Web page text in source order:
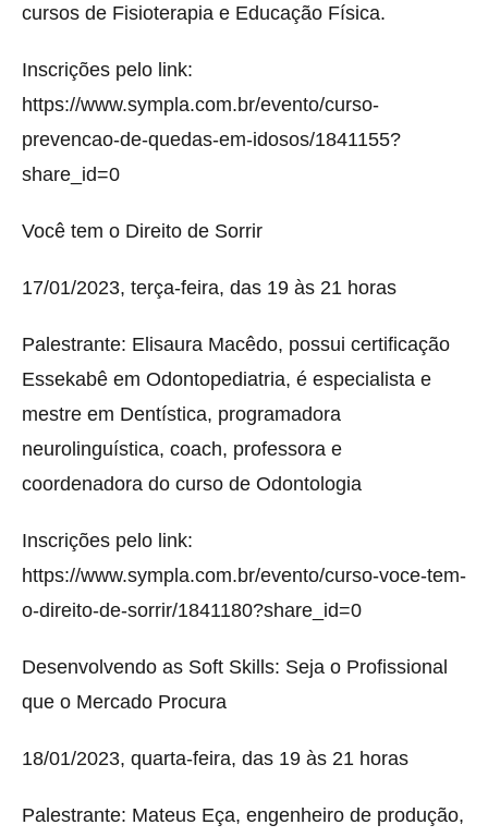
cursos de Fisioterapia e Educação Física.
Inscrições pelo link:
https://www.sympla.com.br/evento/curso-
prevencao-de-quedas-em-idosos/1841155?
share_id=0
Você tem o Direito de Sorrir
17/01/2023, terça-feira, das 19 às 21 horas
Palestrante: Elisaura Macêdo, possui certificação
Essekabê em Odontopediatria, é especialista e
mestre em Dentística, programadora
neurolinguística, coach, professora e
coordenadora do curso de Odontologia
Inscrições pelo link:
https://www.sympla.com.br/evento/curso-voce-tem-
o-direito-de-sorrir/1841180?share_id=0
Desenvolvendo as Soft Skills: Seja o Profissional
que o Mercado Procura
18/01/2023, quarta-feira, das 19 às 21 horas
Palestrante: Mateus Eça, engenheiro de produção,